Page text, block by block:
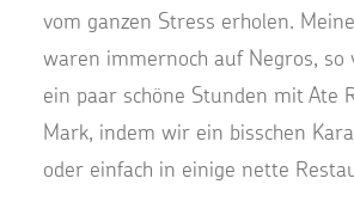
vom ganzen Stress erholen.
waren immernoch auf Negros, so
ein paar schöne Stunden mit Ate
Mark, indem wir ein bisschen
oder einfach in einige nette